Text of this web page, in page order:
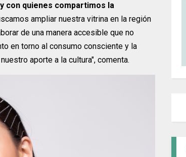
con quienes compartimos la
ampliar nuestra vitrina en la región
de una manera accesible que no
en torno al consumo consciente y la
aporte a la cultura", comenta.